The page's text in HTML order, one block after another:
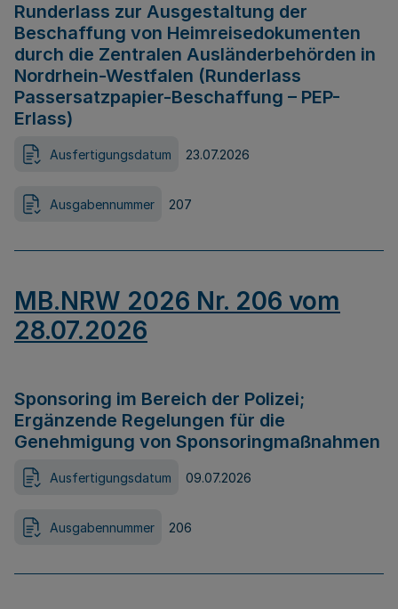
Runderlass zur Ausgestaltung der
Beschaffung von Heimreisedokumenten
durch die Zentralen Ausländerbehörden in
Nordrhein-Westfalen (Runderlass
Passersatzpapier-Beschaffung – PEP-
Erlass)
Ausfertigungsdatum 23.07.2026
Ausgabennummer 207
MB.NRW 2026 Nr. 206 vom
28.07.2026
Sponsoring im Bereich der Polizei;
Ergänzende Regelungen für die
Genehmigung von Sponsoringmaßnahmen
Ausfertigungsdatum 09.07.2026
Ausgabennummer 206